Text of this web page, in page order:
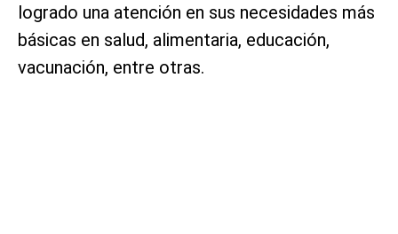
logrado una atención en sus necesidades más
básicas en salud, alimentaria, educación,
vacunación, entre otras.